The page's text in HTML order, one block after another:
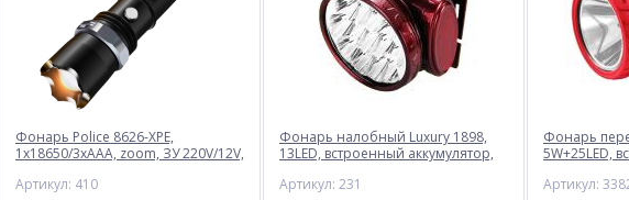
Фонарь Police 8626-XPE,
1х18650/3xAAA, zoom, ЗУ 220V/12V,
Артикул: 410
Фонарь налобный Luxury 1898,
13LED, встроенный аккумулятор,
Артикул: 231
Фонарь
5W+25LED,
Артикул: